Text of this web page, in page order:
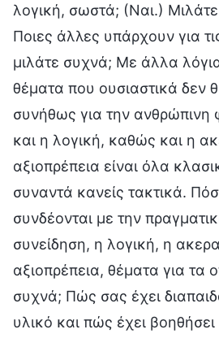
λογική, σωστά; (Ναι.) Μιλάτε
Ποιες άλλες υπάρχουν για
μιλάτε συχνά; Με άλλα
θέματα που ουσιαστικά δεν
συνήθως για την ανθρώπινη
και η λογική, καθώς και η
αξιοπρέπεια είναι όλα
συναντά κανείς τακτικά.
συνδέονται με την
συνείδηση, η λογική, η
αξιοπρέπεια, θέματα για τα
συχνά; Πώς σας έχει
υλικό και πώς έχει